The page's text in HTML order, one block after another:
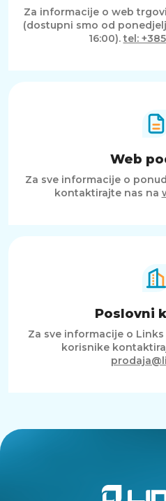
Za informacije o web
(dostupni smo od
16:00).tel:
Web
Za sve informacije o
kontaktirajte nas na
Poslovni
Za sve informacije o
korisnike